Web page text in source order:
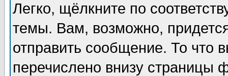
Легко, щёлкните по
темы. Вам, возможно,
отправить сообщение. То что
перечислено внизу страницы